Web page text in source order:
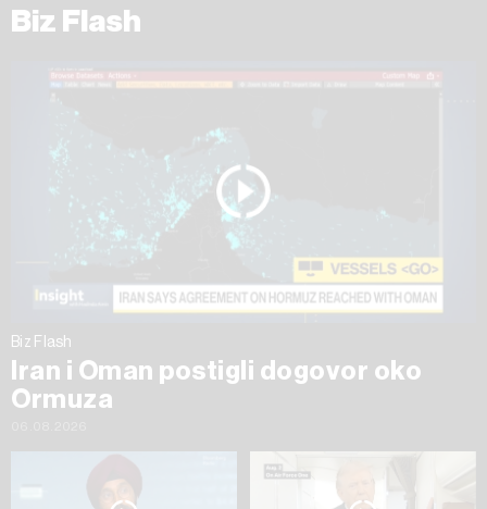
Biz Flash
Biz Flash
Iran i Oman postigli dogovor oko
Ormuza